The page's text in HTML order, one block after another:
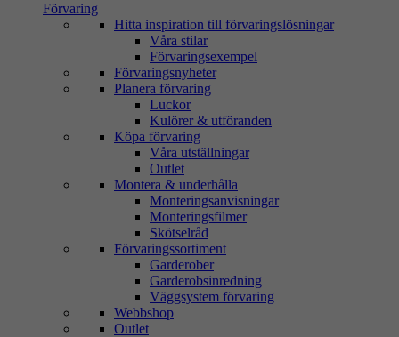
Förvaring
Hitta inspiration till förvaringslösningar
Våra stilar
Förvaringsexempel
Förvaringsnyheter
Planera förvaring
Luckor
Kulörer & utföranden
Köpa förvaring
Våra utställningar
Outlet
Montera & underhålla
Monteringsanvisningar
Monteringsfilmer
Skötselråd
Förvaringssortiment
Garderober
Garderobsinredning
Väggsystem förvaring
Webbshop
Outlet